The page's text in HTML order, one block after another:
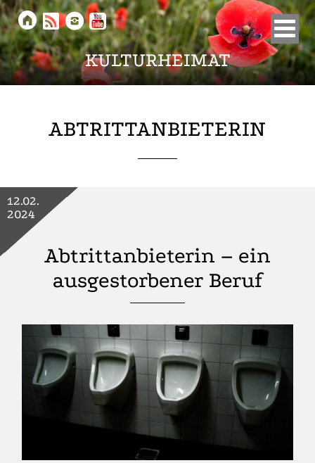
KULTURHEIMAT
    
ABTRITTANBIETERIN
Abtrittanbieterin – ein
ausgestorbener Beruf
12.02.
2024